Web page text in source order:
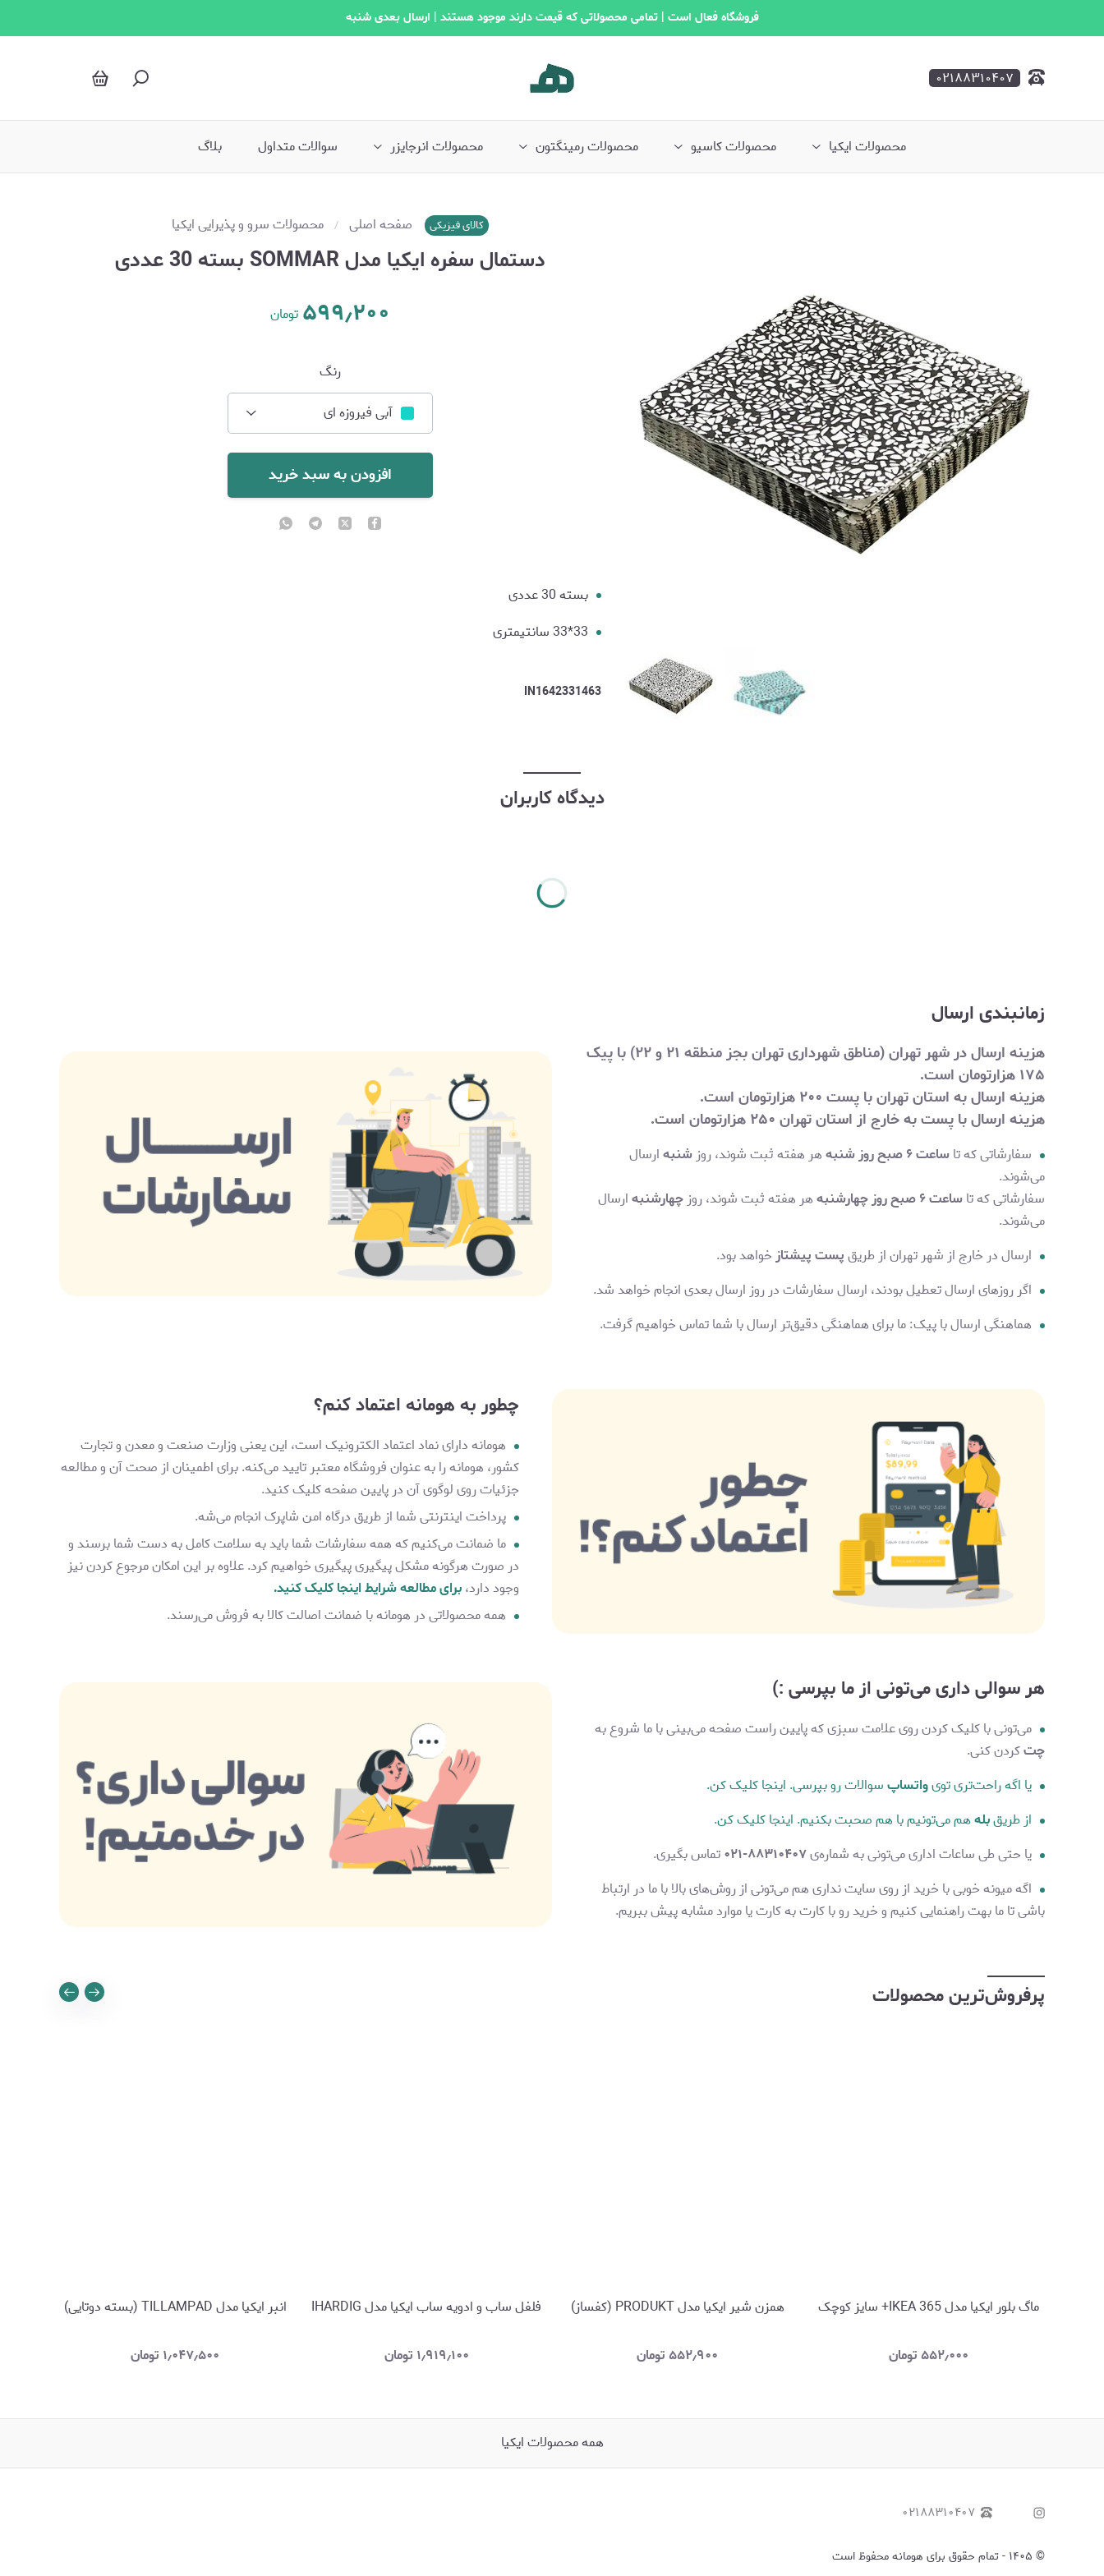
فروشگاه فعال است | تمامی محصولاتی که قیمت دارند موجود هستند | ارسال بعدی شنبه
۰۲۱۸۸۳۱۰۴۰۷
محصولات ایکیا محصولات کاسیو محصولات رمینگتون محصولات انرجایزر سوالات متداول بلاگ
کالای فیزیکی صفحه اصلی محصولات سرو و پذیرایی ایکیا
دستمال سفره ایکیا مدل SOMMAR بسته 30 عددی
۵۹۹٫۲۰۰ تومان
رنگ
آبی فیروزه ای
افزودن به سبد خرید
بسته 30 عددی
33*33 سانتیمتری
IN1642331463
دیدگاه کاربران
زمانبندی ارسال
هزینه ارسال در شهر تهران (مناطق شهرداری تهران بجز منطقه ۲۱ و ۲۲) با پیک
۱۷۵ هزارتومان است.
هزینه ارسال به استان تهران با پست ۲۰۰ هزارتومان است.
هزینه ارسال با پست به خارج از استان تهران ۲۵۰ هزارتومان است.
سفارشاتی که تاساعت ۶ صبح روز شنبه هر هفته ثبت شوند، روز شنبهارسال
می‌شوند.
سفارشاتی که تاساعت ۶ صبح روز چهارشنبه هر هفته ثبت شوند، روز چهارشنبهارسال
می‌شوند.
ارسال در خارج از شهر تهران از طریقپست پیشتازخواهد بود.
اگر روزهای ارسال تعطیل بودند، ارسال سفارشات در روز ارسال بعدی انجام خواهد شد.
هماهنگی ارسال با پیک: ما برای هماهنگی دقیق‌تر ارسال با شما تماس خواهیم گرفت.
چطور به هومانه اعتماد کنم؟
هومانه دارای نماد اعتماد الکترونیک است، این یعنی وزارت صنعت و معدن و تجارت
کشور، هومانه را به عنوان فروشگاه معتبر تایید می‌کنه. برای اطمینان از صحت آن و مطالعه
جزئیات روی لوگوی آن در پایین صفحه کلیک کنید.
پرداخت اینترنتی شما از طریق درگاه‌ امن شاپرک انجام می‌شه.
ما ضمانت می‌کنیم که همه سفارشات شما باید به سلامت کامل به دست شما برسند و
در صورت هرگونه مشکل پیگیری پیگیری خواهیم کرد. علاوه بر این امکان مرجوع کردن نیز
وجود دارد،برای مطالعه شرایط اینجا کلیک کنید.
همه محصولاتی در هومانه با ضمانت اصالت کالا به فروش می‌رسند.
هر سوالی داری می‌تونی از ما بپرسی :)
می‌تونی با کلیک کردن روی علامت سبزی که پایین راست صفحه می‌بینی با ما شروع به
چتکردن کنی.
یا اگه راحت‌تری تویواتساپسوالات رو بپرسی. اینجا کلیک کن.
از طریقبلههم می‌تونیم با هم صحبت بکنیم. اینجا کلیک کن.
یا حتی طی ساعات اداری می‌تونی به شماره‌ی۸۸۳۱۰۴۰۷-۰۲۱
تماس بگیری.
اگه میونه خوبی با خرید از روی سایت نداری هم می‌تونی از روش‌های بالا با ما در ارتباط
باشی تا ما بهت راهنمایی کنیم و خرید رو با کارت به کارت یا موارد مشابه پیش ببریم.
پرفروش‌ترین محصولات
ماگ بلور ایکیا مدل IKEA 365+ سایز کوچک
۵۵۲٫۰۰۰تومان
همزن شیر ایکیا مدل PRODUKT (کفساز)
۵۵۲٫۹۰۰تومان
فلفل ساب و ادویه ساب ايکيا مدل IHARDIG
۱٫۹۱۹٫۱۰۰ تومان
انبر ایکیا مدل TILLAMPAD (بسته دوتایی)
۱٫۰۴۷٫۵۰۰ تومان
همه محصولات ایکیا
۰۲۱۸۸۳۱۰۴۰۷
© ۱۴۰۵ -تمام حقوق برای هومانه محفوظ است